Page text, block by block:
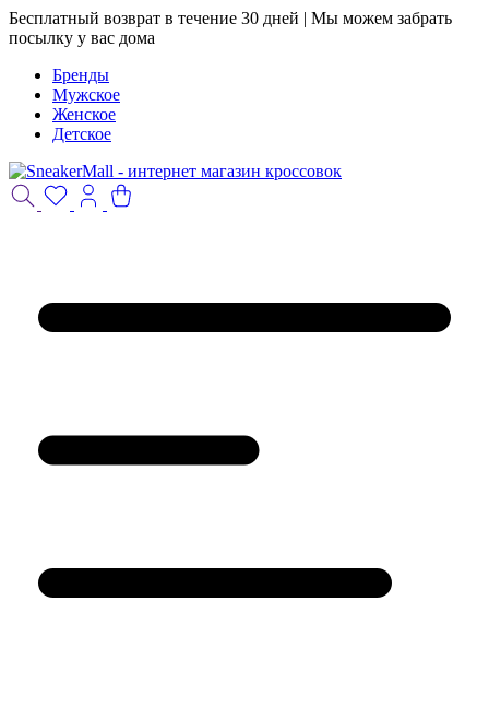
Бесплатный возврат в течение 30 дней | Мы можем забрать
посылку у вас дома
Бренды
Мужское
Женское
Детское